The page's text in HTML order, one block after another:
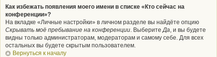
Как избежать появления моего имени в списке «Кто сейчас на
конференции»?
На вкладке «Личные настройки» в личном разделе вы найдёте опцию
Скрывать моё пребывание на конференции. ВыберитеДа, и вы будете
видны только администраторам, модераторам и самому себе. Для всех
остальных вы будете скрытым пользователем.
Вернуться к началу